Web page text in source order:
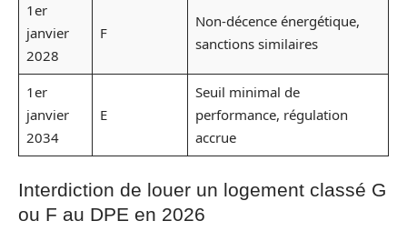
1er
janvier
2028
F
Non-décence énergétique,
sanctions similaires
1er
janvier
2034
E
Seuil minimal de
performance, régulation
accrue
Interdiction de louer un logement classé G
ou F au DPE en 2026